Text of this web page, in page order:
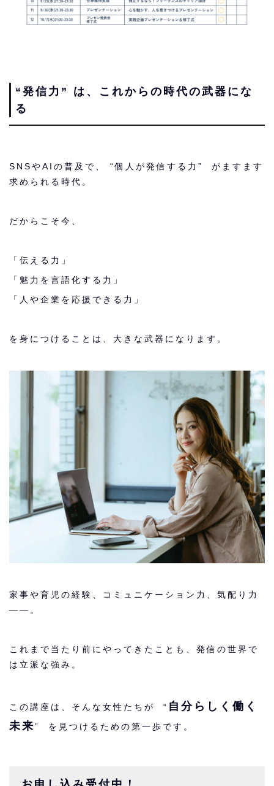
“発信力” は、これからの時代の武器にな
る
SNSやAIの普及で、 “個人が発信する力” がますます
求められる時代。
だからこそ今、
「伝える力」
「魅力を言語化する力」
「人や企業を応援できる力」
を身につけることは、大きな武器になります。
家事や育児の経験、コミュニケーション力、気配り力
――。
これまで当たり前にやってきたことも、発信の世界で
は立派な強み。
この講座は、そんな女性たちが “ 自分らしく働く
未来” を見つけるための第一歩です。